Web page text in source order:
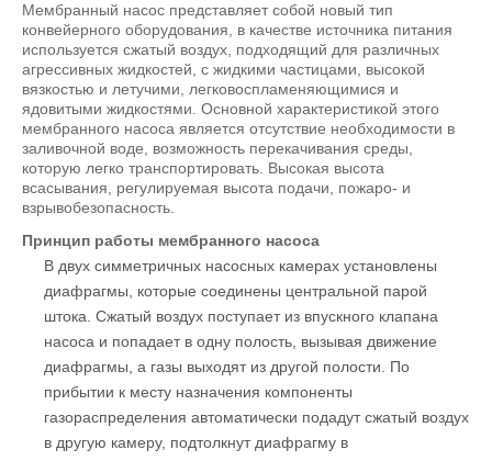
Мембранный насос представляет собой новый тип
конвейерного оборудования, в качестве источника питания
используется сжатый воздух, подходящий для различных
агрессивных жидкостей, с жидкими частицами, высокой
вязкостью и летучими, легковоспламеняющимися и
ядовитыми жидкостями. Основной характеристикой этого
мембранного насоса является отсутствие необходимости в
заливочной воде, возможность перекачивания среды,
которую легко транспортировать. Высокая высота
всасывания, регулируемая высота подачи, пожаро- и
взрывобезопасность.
Принцип работы мембранного насоса
В двух симметричных насосных камерах установлены
диафрагмы, которые соединены центральной парой
штока. Сжатый воздух поступает из впускного клапана
насоса и попадает в одну полость, вызывая движение
диафрагмы, а газы выходят из другой полости. По
прибытии к месту назначения компоненты
газораспределения автоматически подадут сжатый воздух
в другую камеру, подтолкнут диафрагму в